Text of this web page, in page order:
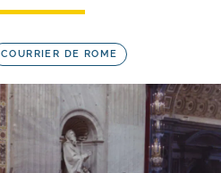
COURRIER DE ROME